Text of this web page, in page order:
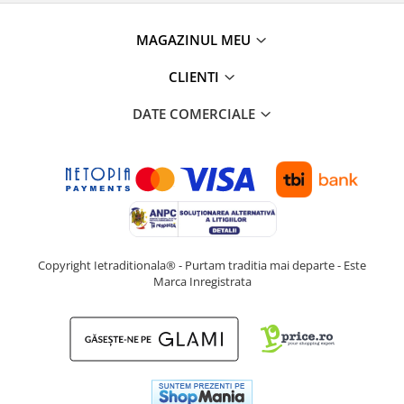
MAGAZINUL MEU
CLIENTI
DATE COMERCIALE
Copyright Ietraditionala® - Purtam traditia mai departe - Este
Marca Inregistrata